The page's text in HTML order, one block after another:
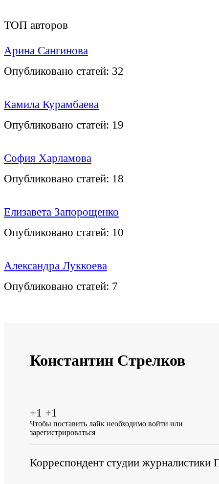
ТОП авторов
Арина Сангинова
Опубликовано статей: 32
Камила Курамбаева
Опубликовано статей: 19
София Харламова
Опубликовано статей: 18
Елизавета Запорощенко
Опубликовано статей: 10
Александра Луккоева
Опубликовано статей: 7
Константин Стрелков
+1 +1
Чтобы поставить лайк необходимо войти или
зарегистрироваться
Корреспондент студии